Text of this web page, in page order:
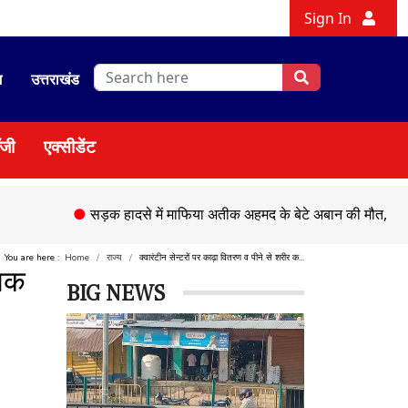
Sign In
उत्तराखंड
एक्सीडेंट
सड़क हादसे में माफिया अतीक अहमद के बेटे अबान की मौत, ●चेहल्लुम
You are here : Home राज्य क्वारंटीन सेन्टरों पर काढ़ा वितरण व पीने से शरीर क...
BIG NEWS